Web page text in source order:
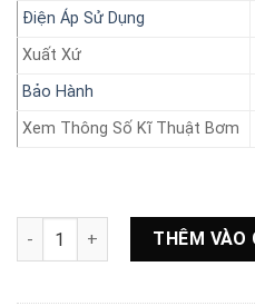
Điện Áp Sử Dụng
Xuất Xứ
Bảo Hành
Xem Thông Số Kĩ Thuật Bơm
Bơm chìm giếng khoanTHÊM VÀO